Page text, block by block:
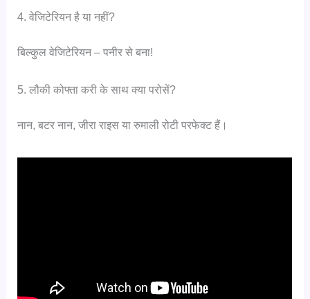
4. वेजिटेरियन है या नहीं?
बिल्कुल वेजिटेरियन – पनीर से बना!
5. लौकी कोफ्ता करी के साथ क्या परोसें?
नान, बटर नान, जीरा राइस या रुमाली रोटी परफेक्ट हैं।